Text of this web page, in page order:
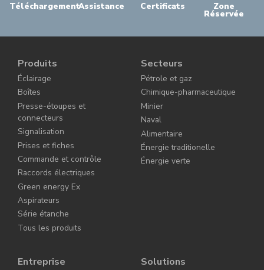
TéléchargementAssistance Certificats Zone
Réservée
Produits
Éclairage
Boîtes
Presse-étoupes et
connecteurs
Signalisation
Prises et fiches
Commande et contrôle
Raccords électriques
Green energy Ex
Aspirateurs
Série étanche
Tous les produits
Secteurs
Pétrole et gaz
Chimique-pharmaceutique
Minier
Naval
Alimentaire
Énergie traditionelle
Énergie verte
Entreprise Solutions